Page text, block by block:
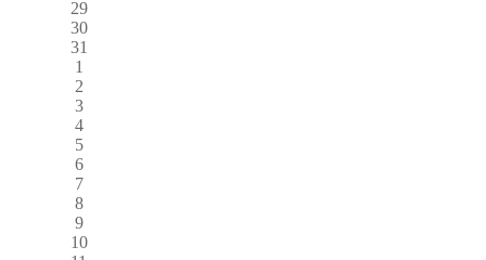
29
30
31
1
2
3
4
5
6
7
8
9
10